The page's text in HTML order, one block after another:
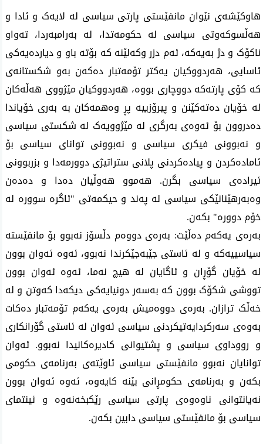
هاوکێشەی نێوان مانفێستی پارتی سیاسی لە لایەک و ئادا و
هەڵسوکەوتی سیاسی لە حکومەتدا، لە بەرامبەردا، تەواو
ناکۆک و دژ بەیەکە، ئەم دزر وکەلێنە کە بۆتە باو و دیاردەیەکی
ئاسایی، هەردووکیان یەکتر تۆمەتبار دەکەن بەو شکستانەی
کە کۆی پارتەکە دووچاری بووە، هەردووکیان مێژووی هەڵەکان
لە خۆیان دەتەکێنن و پیرۆزییە پڕ وەهمەکان بە بەری خۆیاندا
دەدروون بۆ ئەوەی بەرگری لە مێژوویەک لە شکستی سیاسی
و نەبوونی فیکری سیاسی و نەبوونی توانای سیاسی بۆ
ئامادەکردن و پیادەکردنی پلانی ستراتیژی دوورمەدا و بزربوونی
ئیرادەی سیاسی بگرن. هەموو هەوڵیان دەدا و دەدەن
وەبەرهێنانێکی سیاسی لە پەند و حیکمەتی "ئاگرە سوورە لە
خۆم دوورە" بکەن.
بەرەی یەکەم دەڵێت: بەرەی دووەم دڵسۆز نەبوو بۆ مانفێستە
سیاسییەکە و لە ئاستی جێبەجێکرندا نەبوو، ئەوە ئەوان بوون
لە خۆیان گۆڕان و ئاگایان لە هیچ نەما، ئەوە ئەوان بوون
تووشی شکۆک بوون کە بەسەر دونیایەکی دیکەدا کەوتن و لە
خەڵک ترازان. بەرەی دووەمیش بەرەی یەکەم تۆمەتبار دەکات
بەوەی سەرکردایەتیکردنی سیاسی ئەوان لە ئاستی گۆرانکاری
و رووداوی سیاسی و پشتیوانی کادیرەکانیدا نەبوو. ئەوان
توانایان نەبوو مانفێستی سیاسی ئاوێتەی بەرنامەی حکومی
بکەن و بەرنامەی حکومڕانی بێنە کایەوە، ئەوە ئەوان بوون
نەیانتوانی ناوەوەی پارتی سیاسی رێکبخەنەوە و ئینتمای
سیاسی بۆ مانفێستی سیاسی دابین بکەن.